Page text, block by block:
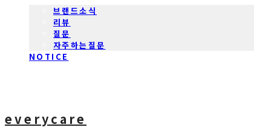
브랜드소식
리뷰
질문
자주하는질문
NOTICE
everycare